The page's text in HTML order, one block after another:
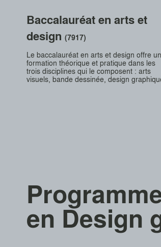
Baccalauréat en arts et
design (7917)
Le baccalauréat en arts et design offre
formation théorique et pratique dans les
trois disciplines qui le composent : arts
visuels, bande dessinée, design
en Design